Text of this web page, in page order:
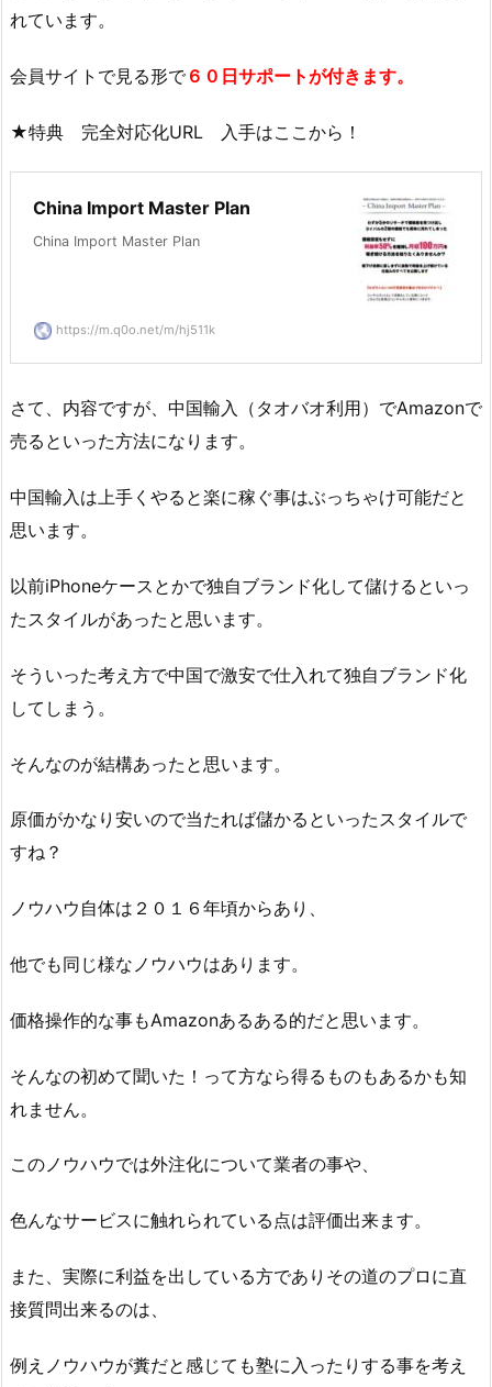
れています。
会員サイトで見る形で６０日サポートが付きます。
★特典 完全対応化URL 入手はここから！
China Import Master Plan
China Import Master Plan
https://m.q0o.net/m/hj511k
さて、内容ですが、中国輸入（タオバオ利用）でAmazonで
売るといった方法になります。
中国輸入は上手くやると楽に稼ぐ事はぶっちゃけ可能だと
思います。
以前iPhoneケースとかで独自ブランド化して儲けるといっ
たスタイルがあったと思います。
そういった考え方で中国で激安で仕入れて独自ブランド化
してしまう。
そんなのが結構あったと思います。
原価がかなり安いので当たれば儲かるといったスタイルで
すね？
ノウハウ自体は２０１６年頃からあり、
他でも同じ様なノウハウはあります。
価格操作的な事もAmazonあるある的だと思います。
そんなの初めて聞いた！って方なら得るものもあるかも知
れません。
このノウハウでは外注化について業者の事や、
色んなサービスに触れられている点は評価出来ます。
また、実際に利益を出している方でありその道のプロに直
接質問出来るのは、
例えノウハウが糞だと感じても塾に入ったりする事を考え